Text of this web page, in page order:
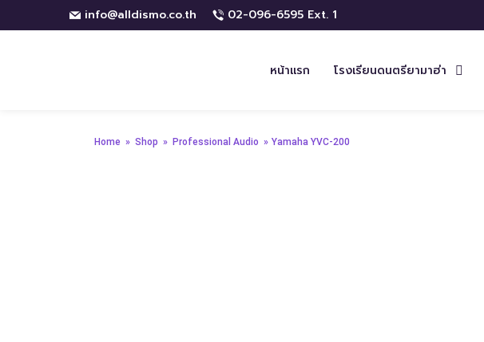
info@alldismo.co.th 02-096-6595 Ext. 1
หน้าแรก โรงเรียนดนตรียามาฮ่า
Home » Shop » Professional Audio » Yamaha YVC-200